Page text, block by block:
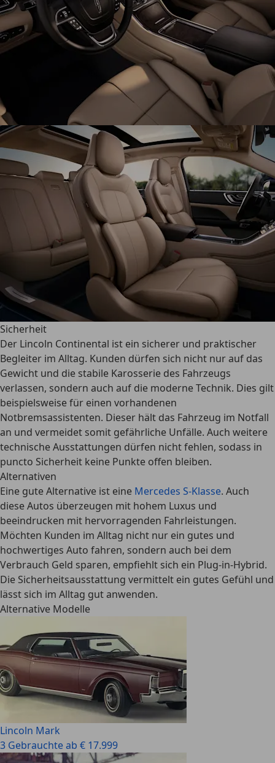
Sicherheit
Der Lincoln Continental ist ein sicherer und praktischer
Begleiter im Alltag. Kunden dürfen sich nicht nur auf das
Gewicht und die stabile Karosserie des Fahrzeugs
verlassen, sondern auch auf die moderne Technik. Dies gilt
beispielsweise für einen vorhandenen
Notbremsassistenten. Dieser hält das Fahrzeug im Notfall
an und vermeidet somit gefährliche Unfälle. Auch weitere
technische Ausstattungen dürfen nicht fehlen, sodass in
puncto Sicherheit keine Punkte offen bleiben.
Alternativen
Eine gute Alternative ist eine Mercedes S-Klasse. Auch
diese Autos überzeugen mit hohem Luxus und
beeindrucken mit hervorragenden Fahrleistungen.
Möchten Kunden im Alltag nicht nur ein gutes und
hochwertiges Auto fahren, sondern auch bei dem
Verbrauch Geld sparen, empfiehlt sich ein Plug-in-Hybrid.
Die Sicherheitsausstattung vermittelt ein gutes Gefühl und
lässt sich im Alltag gut anwenden.
Alternative Modelle
Lincoln Mark
3 Gebrauchte ab € 17.999